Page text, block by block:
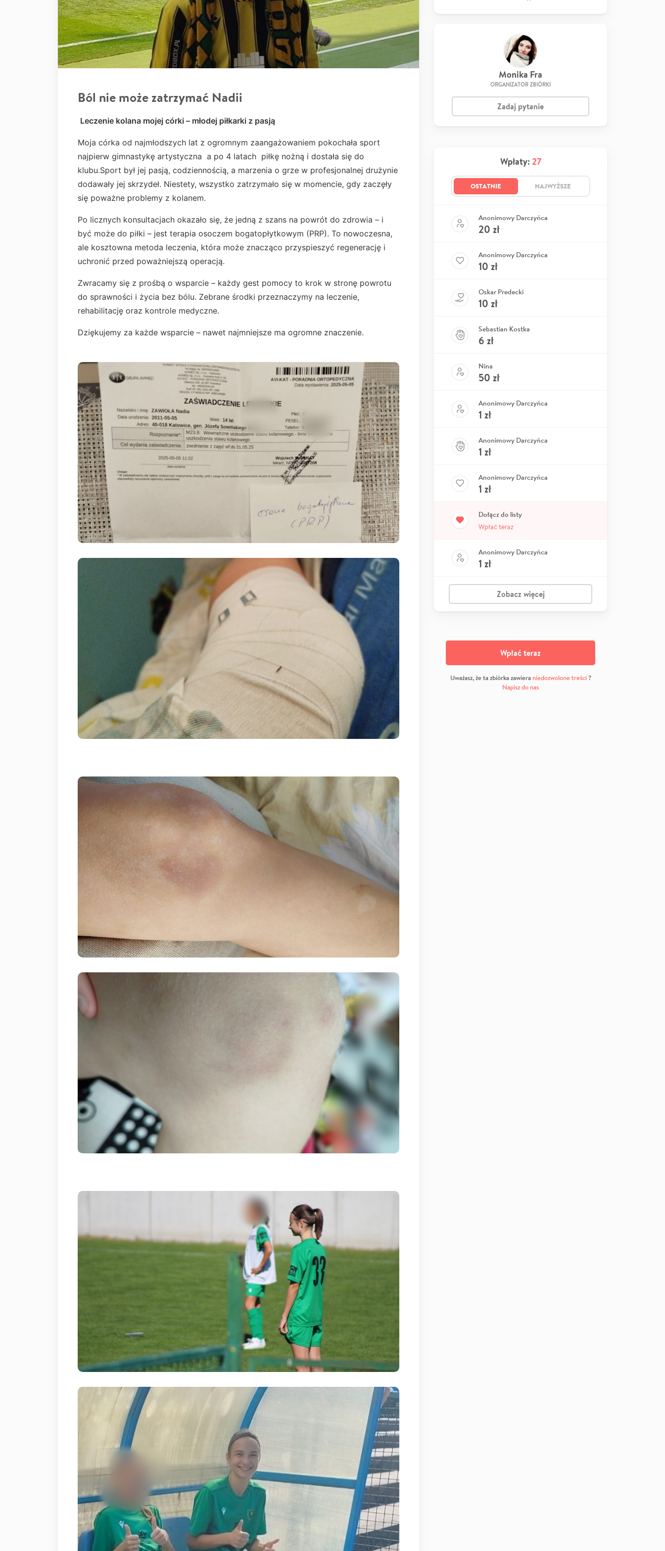
Ból nie może zatrzymać Nadii
Leczenie kolana mojej córki – młodej piłkarki z pasją
Moja córka od najmłodszych lat z ogromnym zaangażowaniem pokochała sport
najpierw gimnastykę artystyczna a po 4 latach piłkę nożną i dostała się do
klubu.Sport był jej pasją, codziennością, a marzenia o grze w profesjonalnej drużynie
dodawały jej skrzydeł. Niestety, wszystko zatrzymało się w momencie, gdy zaczęły
się poważne problemy z kolanem.
Po licznych konsultacjach okazało się, że jedną z szans na powrót do zdrowia – i
być może do piłki – jest terapia osoczem bogatopłytkowym (PRP). To nowoczesna,
ale kosztowna metoda leczenia, która może znacząco przyspieszyć regenerację i
uchronić przed poważniejszą operacją.
Zwracamy się z prośbą o wsparcie – każdy gest pomocy to krok w stronę powrotu
do sprawności i życia bez bólu. Zebrane środki przeznaczymy na leczenie,
rehabilitację oraz kontrole medyczne.
Dziękujemy za każde wsparcie – nawet najmniejsze ma ogromne znaczenie.
Monika Fra
ORGANIZATOR ZBIÓRKI
Zadaj pytanie
Wpłaty: 27
OSTATNIE NAJWYŻSZE
Anonimowy Darczyńca
20 zł
Anonimowy Darczyńca
10 zł
Oskar Predecki
10 zł
Sebastian Kostka
6 zł
Nina
50 zł
Anonimowy Darczyńca
1 zł
Anonimowy Darczyńca
1 zł
Anonimowy Darczyńca
1 zł
Dołącz do listy
Wpłać teraz
Anonimowy Darczyńca
1 zł
Zobacz więcej
Wpłać teraz
Uważasz, że ta zbiórka zawiera niedozwolone treści?
Napisz do nas